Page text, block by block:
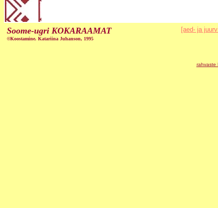
Soome-ugri KOKARAAMAT
©Koostamine. Katariina Juhanson, 1995
[aed- ja
rahvaste